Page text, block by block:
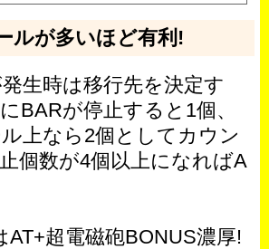
ルが多いほど有利!
生時は移行先を決定す
BARが停止すると1個、
上なら2個としてカウン
個数が4個以上になればA
AT+超電磁砲BONUS濃厚!